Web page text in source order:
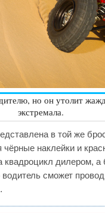
но он утолит
экстремала.
в той же
чёрные наклейки и
квадроцикл дилером,
водитель сможет